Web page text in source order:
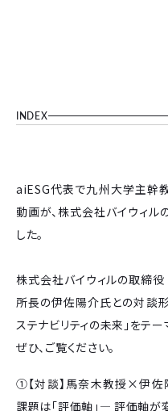
INDEX
aiESG代表で九州大学主幹
動画が、株式会社バイウィ
した。
株式会社バイウィルの取締
所長の伊佐陽介氏との対談
ステナビリティの未来」をテ
ぜひ、ご覧ください。
①【対談】馬奈木教授×伊佐
課題は「評価軸」― 評価軸が